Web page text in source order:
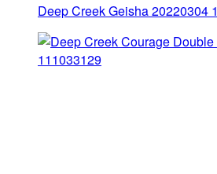
Deep Creek Geisha 20220304